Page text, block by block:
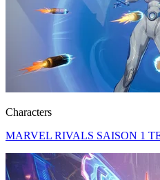
Characters
MARVEL RIVALS SAISON 1